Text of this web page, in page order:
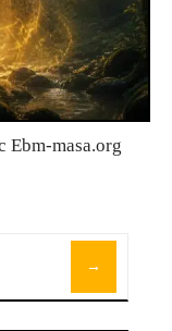
Ebm-masa.org